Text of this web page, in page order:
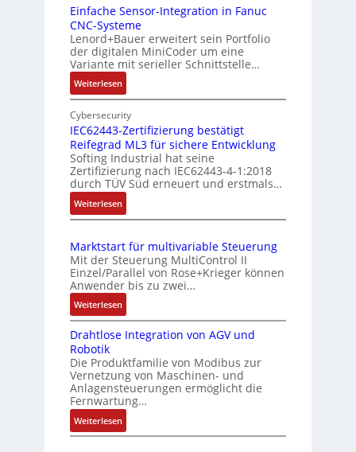
e
y
i
i
i
o
e
s
s
u
n
n
d
Z
u
t
a
n
d
s
h
g
e
e
k
o
m
b
n
e
r
t
o
s
t
i
s
Einfache Sensor-Integration in Fanuc
CNC-Systeme
Lenord+Bauer erweitert sein Portfolio
der digitalen MiniCoder um eine
Variante mit serieller Schnittstelle…
Weiterlesen:
E
i
n
a
c
h
e
S
n
s
o
r
-
I
n
e
g
r
t
Cybersecurity
IEC62443-Zertifizierung bestätigt
Reifegrad ML3 für sichere Entwicklung
Softing Industrial hat seine
Zertifizierung nach IEC62443-4-1:2018
durch TÜV Süd erneuert und erstmals…
Weiterlesen:
I
C
6
2
4
4
3
-
e
r
t
Marktstart für multivariable Steuerung
Mit der Steuerung MultiControl II
Einzel/Parallel von Rose+Krieger können
Anwender bis zu zwei…
Weiterlesen:
M
a
k
t
s
t
a
r
Drahtlose Integration von AGV und
Robotik
Die Produktfamilie von Modibus zur
Vernetzung von Maschinen- und
Anlagensteuerungen ermöglicht die
Fernwartung…
Weiterlesen:
D